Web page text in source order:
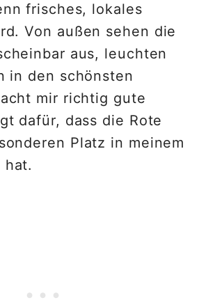
frisches, lokales
Von außen sehen die
aus, leuchten
in den schönsten
mir richtig gute
dafür, dass die Rote
Platz in meinem
hat.